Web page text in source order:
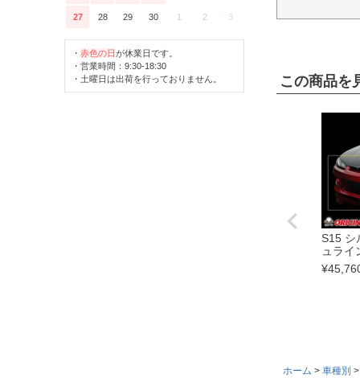
27 28 29 30 1 2 3
・ 赤色の日が休業日です。
・営業時間：9:30-18:30
・土曜日は出荷を行っておりません。
この商品を
S15 シ
ュライ
¥
ホーム 車種別